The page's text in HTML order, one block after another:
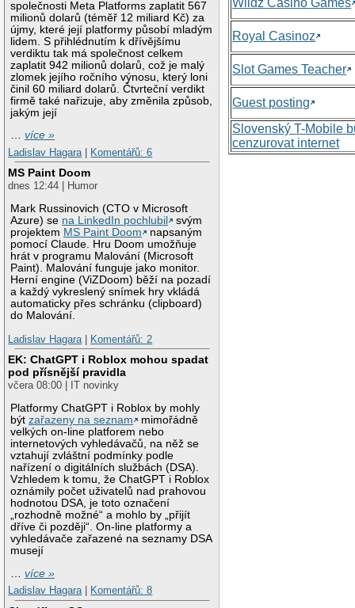
společnosti Meta Platforms zaplatit 567
milionů dolarů (téměř 12 miliard Kč) za
újmy, které její platformy působí mladým
lidem. S přihlédnutím k dřívějšímu
verdiktu tak má společnost celkem
zaplatit 942 milionů dolarů, což je malý
zlomek jejího ročního výnosu, který loni
činil 60 miliard dolarů. Čtvrteční verdikt
firmě také nařizuje, aby změnila způsob,
jakým její
…více »
Ladislav Hagara
Komentářů: 6
MS Paint Doom
dnes 12:44 | Humor
Mark Russinovich (CTO v Microsoft
Azure) se na LinkedIn pochlubil
svým
projektem MS Paint Doom
napsaným
pomocí Claude. Hru Doom umožňuje
hrát v programu Malování (Microsoft
Paint). Malování funguje jako monitor.
Herní engine (ViZDoom) běží na pozadí
a každý vykreslený snímek hry vkládá
automaticky přes schránku (clipboard)
do Malování.
Ladislav Hagara
Komentářů: 2
EK: ChatGPT i Roblox mohou spadat
pod přísnější pravidla
včera 08:00 | IT novinky
Platformy ChatGPT i Roblox by mohly
býtzařazeny na seznam
mimořádně
velkých on-line platforem nebo
internetových vyhledávačů, na něž se
vztahují zvláštní podmínky podle
nařízení o digitálních službách (DSA).
Vzhledem k tomu, že ChatGPT i Roblox
oznámily počet uživatelů nad prahovou
hodnotou DSA, je toto označení
„rozhodně možné“ a mohlo by „přijít
dříve či později“. On-line platformy a
vyhledávače zařazené na seznamy DSA
musejí
…více »
Ladislav Hagara| Komentářů: 8
Royal Casinoz
Slot Games Teacher
Guest posting
Slovenský T-Mobile
cenzurovat internet